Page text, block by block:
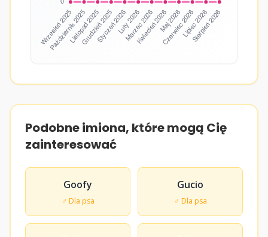
Podobne imiona, które mogą Cię
zainteresować
Goofy
♂ Dla psa
Gucio
♂ Dla psa